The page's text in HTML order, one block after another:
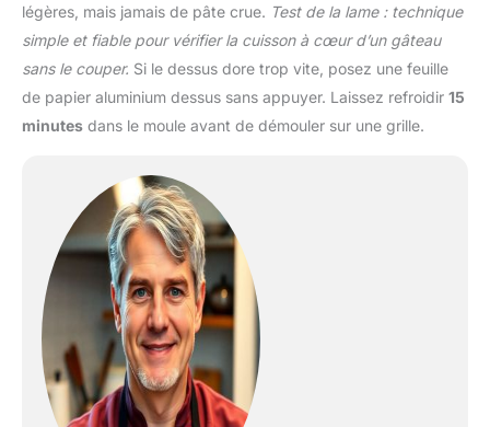
légères, mais jamais de pâte crue. Test de la lame : technique
simple et fiable pour vérifier la cuisson à cœur d’un gâteau
sans le couper. Si le dessus dore trop vite, posez une feuille
de papier aluminium dessus sans appuyer. Laissez refroidir 15
minutes dans le moule avant de démouler sur une grille.